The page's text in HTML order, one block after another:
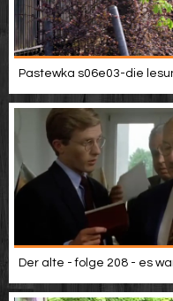
Pastewka s06e03-die
Der alte - folge 208 - es